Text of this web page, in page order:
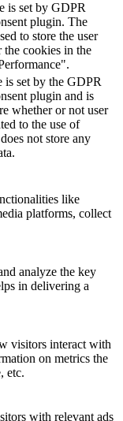
is set by GDPR
plugin. The
to store the user
the cookies in the
is set by the GDPR
plugin and is
whether or not user
to the use of
not store any
like
platforms, collect
analyze the key
in delivering a
visitors interact with
on metrics the
etc.
with relevant ads